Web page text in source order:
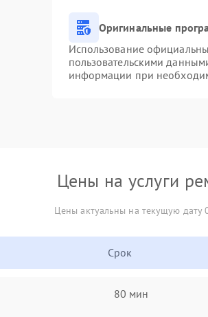
Оригинальные
Использование
пользовательскими
информации при
Цены на услуги
Цены актуальны на текущую дату
Срок
80 мин